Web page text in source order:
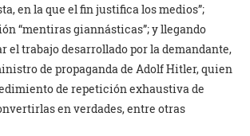
en la que el fin justifica los medios”;
“mentiras giannásticas”; y llegando
el trabajo desarrollado por la demandante,
de propaganda de Adolf Hitler, quien
de repetición exhaustiva de
en verdades, entre otras